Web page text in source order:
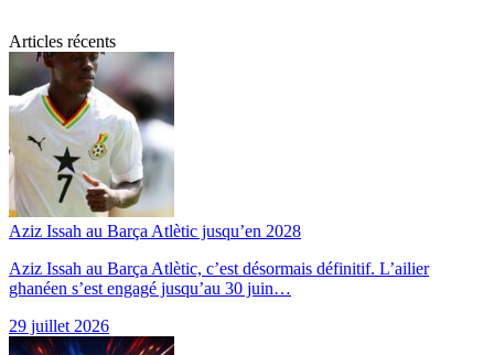
Articles récents
Aziz Issah au Barça Atlètic jusqu’en 2028
Aziz Issah au Barça Atlètic, c’est désormais définitif. L’ailier
ghanéen s’est engagé jusqu’au 30 juin…
29 juillet 2026